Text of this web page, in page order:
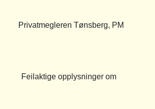
Tønsberg, PM
Feilaktige opplysninger om